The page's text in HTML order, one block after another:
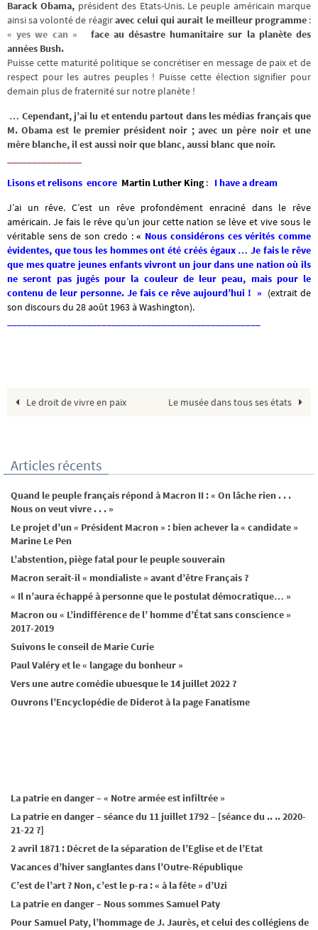
Barack Obama, président des Etats-Unis. Le peuple américain marque
ainsi sa volonté de réagiravec celui qui aurait le meilleur programme:
« yes we can »
face au désastre humanitaire sur la planète des
années Bush.
Puisse cette maturité politique se concrétiser en message de paix et de
respect pour les autres peuples ! Puisse cette élection signifier pour
demain plus de fraternité sur notre planète !
… Cependant, j’ai lu et entendu partout dans les médias français que
M. Obama est le premier président noir ; avec un père noir et une
mère blanche, il est aussi noir que blanc, aussi blanc que noir.
Lisons et relisons encore Martin Luther King: I have a dream
J’ai un rêve. C’est un rêve profondément enraciné dans le rêve
américain. Je fais le rêve qu’un jour cette nation se lève et vive sous le
véritable sens de son credo :« Nous considérons ces vérités comme
évidentes, que tous les hommes ont été créés égaux … Je fais le rêve
que mes quatre jeunes enfants vivront un jour dans une nation où ils
ne seront pas jugés pour la couleur de leur peau, mais pour le
contenu de leur personne. Je fais ce rêve aujourd’hui ! » (extrait de
son discours du 28 août 1963 à Washington).
Le droit de vivre en paix Le musée dans tous ses états
Articles récents
Quand le peuple français répond à Macron II : « On lâche rien . . .
Nous on veut vivre . . . »
Le projet d’un « Président Macron » : bien achever la « candidate »
Marine Le Pen
L’abstention, piège fatal pour le peuple souverain
Macron serait-il « mondialiste » avant d’être Français ?
« Il n’aura échappé à personne que le postulat démocratique… »
Macron ou « L’indifférence de l’ homme d’État sans conscience »
2017-2019
Suivons le conseil de Marie Curie
Paul Valéry et le « langage du bonheur »
Vers une autre comédie ubuesque le 14 juillet 2022 ?
Ouvrons l’Encyclopédie de Diderot à la page Fanatisme
La patrie en danger – « Notre armée est infiltrée »
La patrie en danger – séance du 11 juillet 1792 – [séance du .. .. 2020-
21-22 ?]
2 avril 1871 : Décret de la séparation de l’Eglise et de l’Etat
Vacances d’hiver sanglantes dans l’Outre-République
C’est de l’art ? Non, c’est le p-ra : « à la fête » d’Uzi
La patrie en danger – Nous sommes Samuel Paty
Pour Samuel Paty, l’hommage de J. Jaurès, et celui des collégiens de